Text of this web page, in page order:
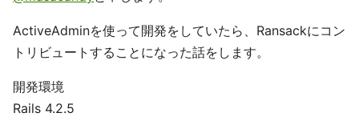
ActiveAdminを使って開発をしていたら、Ransackにコン
トリビュートすることになった話をします。
開発環境
Rails 4.2.5